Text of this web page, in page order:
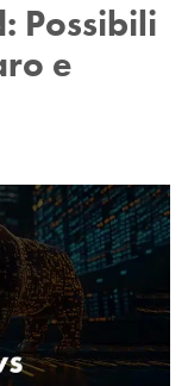
Possibili
e